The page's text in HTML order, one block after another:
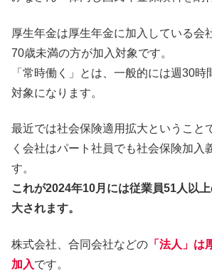
厚生年金は厚生年金に加入している会
70歳未満の方が加入対象です。
「常時働く」とは、一般的には週30時
対象になります。
最近では社会保険適用拡大ということ
く会社はパート社員でも社会保険加入
す。
これが2024年10月には従業員51人以
大されます。
株式会社、合同会社などの 「法人」は
加入です。